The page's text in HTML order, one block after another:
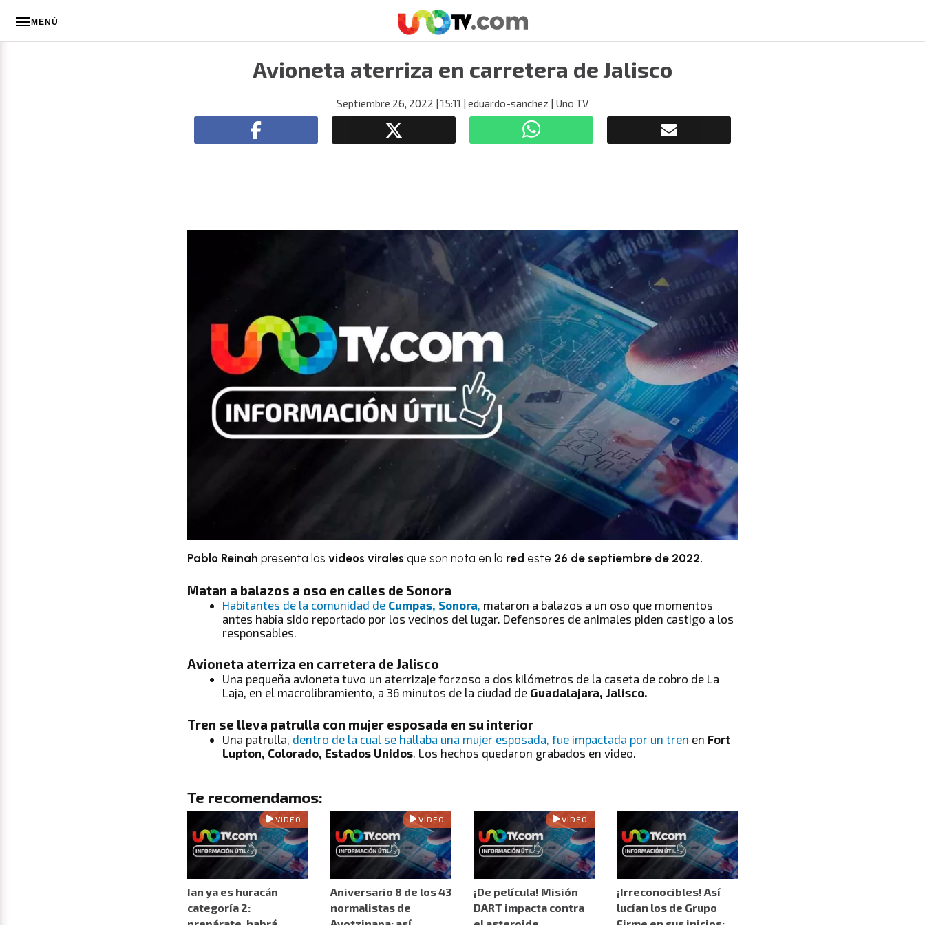
MENÚ
Avioneta aterriza en carretera de Jalisco
Septiembre 26, 2022 | 15:11 | eduardo-sanchez | Uno TV
Pablo Reinah presenta los videos virales que son nota en la red este 26 de septiembre de 2022.
Matan a balazos a oso en calles de Sonora
Habitantes de la comunidad de Cumpas, Sonora mataron a balazos a un oso que momentos
antes había sido reportado por los vecinos del lugar. Defensores de animales piden castigo a los
responsables.
Avioneta aterriza en carretera de Jalisco
Una pequeña avioneta tuvo un aterrizaje forzoso a dos kilómetros de la caseta de cobro de La
Laja, en el macrolibramiento, a 36 minutos de la ciudad de Guadalajara, Jalisco.
Tren se lleva patrulla con mujer esposada en su interior
Una patrulla, dentro de la cual se hallaba una mujer esposada, fue impactada por un tren en Fort
Lupton, Colorado, Estados Unidos . Los hechos quedaron grabados en video.
Te recomendamos:
VIDEO
Ian ya es huracán
categoría 2:
VIDEO
Aniversario 8 de los 43
normalistas de
VIDEO
¡De película! Misión
DART impacta contra
¡Irreconocibles! Así
lucían los de Grupo